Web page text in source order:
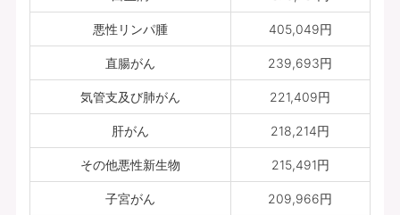
悪性リンパ腫 405,049円
直腸がん 239,693円
気管支及び肺がん 221,409円
肝がん 218,214円
その他悪性新生物 215,491円
子宮がん 209,966円